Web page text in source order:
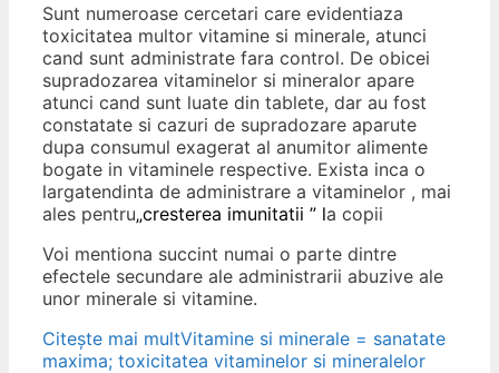
Sunt numeroase cercetari care evidentiaza
toxicitatea multor vitamine si minerale, atunci
cand sunt administrate fara control. De obicei
supradozarea vitaminelor si mineralor apare
atunci cand sunt luate din tablete, dar au fost
constatate si cazuri de supradozare aparute
dupa consumul exagerat al anumitor alimente
bogate in vitaminele respective. Exista inca o
largatendinta de administrare a vitaminelor , mai
ales pentru„cresterea imunitatii ” la copii
Voi mentiona succint numai o parte dintre
efectele secundare ale administrarii abuzive ale
unor minerale si vitamine.
Citește mai multVitamine si minerale = sanatate
maxima; toxicitatea vitaminelor si mineralelor